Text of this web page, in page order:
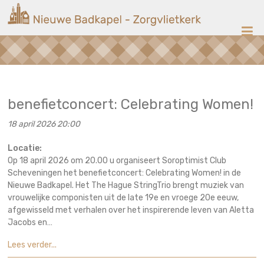
naar
inhoud
Nieuwe
Badkapel
Kerk
benefietconcert: Celebrating Women!
18 april 2026 20:00
Locatie:
Op 18 april 2026 om 20.00 u organiseert Soroptimist Club
Scheveningen het benefietconcert: Celebrating Women! in de
Nieuwe Badkapel. Het The Hague StringTrio brengt muziek van
vrouwelijke componisten uit de late 19e en vroege 20e eeuw,
afgewisseld met verhalen over het inspirerende leven van Aletta
Jacobs en…
Lees verder...